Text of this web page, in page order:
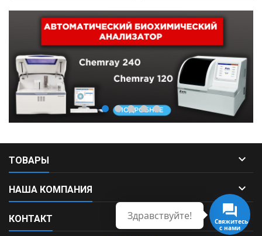
ТОВАРЫ 
НАША КОМПАНИЯ 
КОНТАКТ 
Свяжитесь
с нами
Здравствуйте!